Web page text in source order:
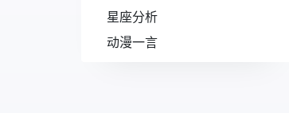
星座分析
动漫一言